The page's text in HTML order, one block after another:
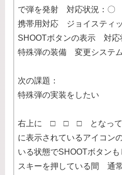
で弾を発射 対応状況：〇
携帯用対応 ジョイスティ
SHOOTボタンの表示 対応
特殊弾の装備 変更システ
次の課題：
特殊弾の実装をしたい
右上に □ □ □ となって
に表示されているアイコン
いる状態でSHOOTボタン
スキーを押している間 通